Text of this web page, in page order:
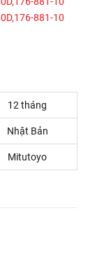
12 tháng
Nhật Bản
Mitutoyo